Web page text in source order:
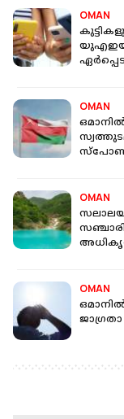
OMAN
OMAN
OMAN
OMAN